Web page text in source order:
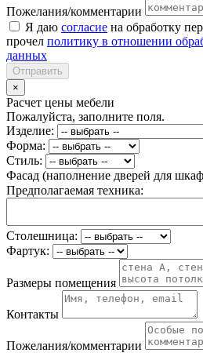
Пожелания/комментарии
Я даю согласие на обработку
прочел политику в отношении
данных
Отправить
×
Расчет цены мебели
Пожалуйста, заполните поля.
Изделие:
Форма:
Стиль:
Фасад (наполнение дверей для
Предполагаемая техника:
Столешница:
Фартук:
Размеры помещения
Контакты
Пожелания/комментарии